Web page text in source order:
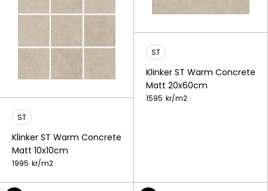
ST
Klinker ST Warm Concrete
Matt 10x10cm
1995 kr/m2
ST
Klinker ST Warm Concrete
Matt 20x60cm
1595 kr/m2